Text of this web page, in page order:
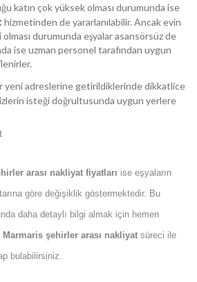
katın çok yüksek olması durumunda ise
hizmetinden de yararlanılabilir. Ancak evin
durumunda eşyalar asansörsüz de
ise uzman personel tarafından uygun
yeni adreslerine getirildiklerinde dikkatlice
isteği doğrultusunda uygun yerlere
arası nakliyat fiyatları ise eşyaların
göre değişiklik göstermektedir. Bu
daha detaylı bilgi almak için hemen
Marmaris şehirler arası nakliyat süreci ile
bulabilirsiniz.